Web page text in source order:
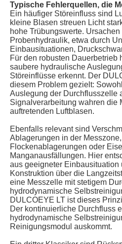
Typische Fehlerquellen, die
Ein häufiger Störeinfluss sind
kleine Blasen streuen Licht
hohe Trübungswerte.
Probenhydraulik, etwa durch
Einbausituationen,
Für den robusten Dauerbetrieb
saubere hydraulische
Störeinflüsse erkennt. Der
diesem Problem gezielt:
Auslegung der Durchflusszelle
Signalverarbeitung wahren die
auftretenden Luftblasen.
Ebenfalls relevant sind
Ablagerungen in der
Flockenablagerungen oder
Manganausfällungen. Hier
aus geeigneter
Konstruktion über die
eine Messzelle mit stetigem
hydrodynamische
DULCOEYE LT ist dieses
Der kontinuierliche Durchfluss
hydrodynamische
Reinigungsmodul auskommt.